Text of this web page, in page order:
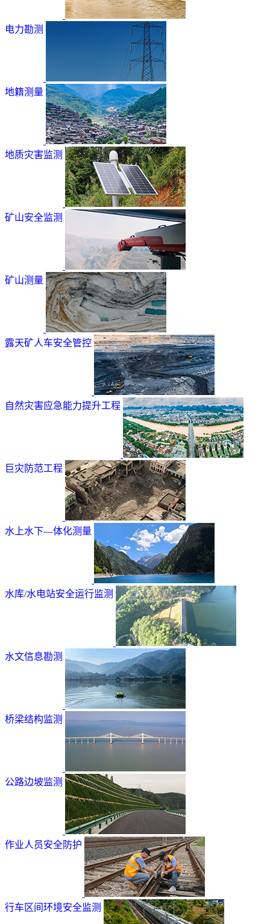
电力勘测
地籍测量
地质灾害监测
矿山安全监测
矿山测量
露天矿人车安全管控
自然灾害应急能力提升工程
巨灾防范工程
水上水下—体化测量
水库/水电站安全运行监测
水文信息勘测
桥梁结构监测
公路边坡监测
作业人员安全防护
行车区间环境安全监测